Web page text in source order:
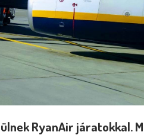
RyanAir járatokkal.